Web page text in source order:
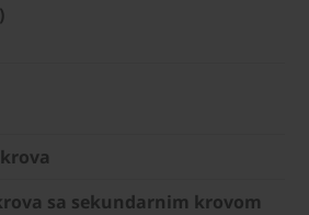
sa sekundarnim krovom